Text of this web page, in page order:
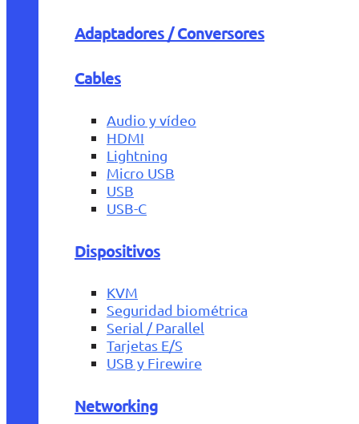
Adaptadores / Conversores
Cables
Audio y vídeo
HDMI
Lightning
Micro USB
USB
USB-C
Dispositivos
KVM
Seguridad biométrica
Serial / Parallel
Tarjetas E/S
USB y Firewire
Networking